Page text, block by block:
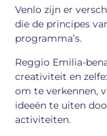
Venlo zijn er
die de principes
programma’s.
Reggio Emilia-
creativiteit en
om te verkennen,
ideeën te uiten
activiteiten.